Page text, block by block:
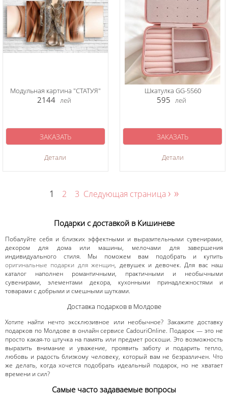
Модульная картина "СТАТУЯ"
2144 лей
Детали
ЗАКАЗАТЬ
Шкатулка GG-5560
595 лей
Детали
ЗАКАЗАТЬ
1 2 3 Следующая страница › »
Подарки с доставкой в Кишиневе
Побалуйте себя и близких эффектными и выразительными сувенирами,
декором для дома или машины, мелочами для завершения
индивидуального стиля. Мы поможем вам подобрать и купить
оригинальные подарки для женщин, девушек и девочек. Для вас наш
каталог наполнен романтичными, практичными и необычными
сувенирами, элементами декора, кухонными принадлежностями и
товарами с добрыми и смешными шутками.
Доставка подарков в Молдове
Хотите найти нечто эксклюзивное или необычное? Закажите доставку
подарков по Молдове в онлайн сервисе CadouriOnline. Подарок — это не
просто какая-то штучка на память или предмет роскоши. Это возможность
выразить внимание и уважение, проявить заботу и подарить тепло,
любовь и радость близкому человеку, который вам не безразличен. Что
же делать, когда хочется подобрать идеальный подарок, но не хватает
времени и сил?
Самые часто задаваемые вопросы